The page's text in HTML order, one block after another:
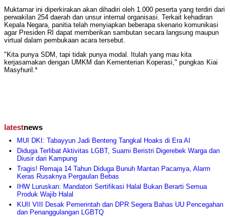
​Muktamar ini diperkirakan akan dihadiri oleh 1.000 peserta yang terdiri dari
perwakilan 254 daerah dan unsur internal organisasi. Terkait kehadiran
Kepala Negara, panitia telah menyiapkan beberapa skenario komunikasi
agar Presiden RI dapat memberikan sambutan secara langsung maupun
virtual dalam pembukaan acara tersebut.
​"Kita punya SDM, tapi tidak punya modal. Itulah yang mau kita
kerjasamakan dengan UMKM dan Kementerian Koperasi," pungkas Kiai
Masyhuril.*
latestnews
MUI DKI: Tabayyun Jadi Benteng Tangkal Hoaks di Era AI
Diduga Terlibat Aktivitas LGBT, Suami Beristri Digerebek Warga dan
Diusir dari Kampung
Tragis! Remaja 14 Tahun Diduga Bunuh Mantan Pacarnya, Alarm
Keras Rusaknya Pergaulan Bebas
IHW Luruskan: Mandatori Sertifikasi Halal Bukan Berarti Semua
Produk Wajib Halal
KUII VIII Desak Pemerintah dan DPR Segera Bahas UU Pencegahan
dan Penanggulangan LGBTQ